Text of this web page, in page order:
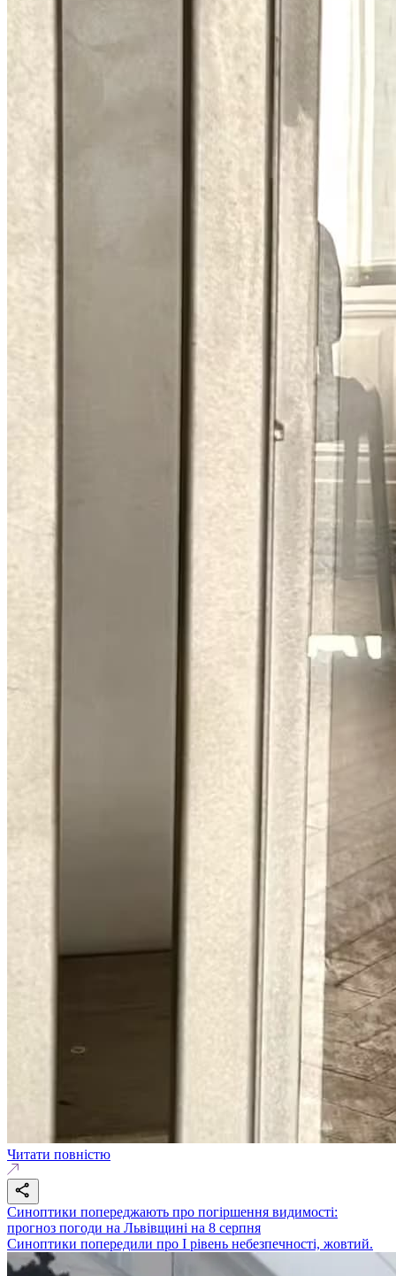
Читати повністю
Синоптики попереджають про погіршення видимості:
прогноз погоди на Львівщині на 8 серпня
Синоптики попередили про І рівень небезпечності, жовтий.